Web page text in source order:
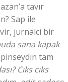
tavır
Sap ile
jurnalci bir
sana kapak
tam
Cıks cıks